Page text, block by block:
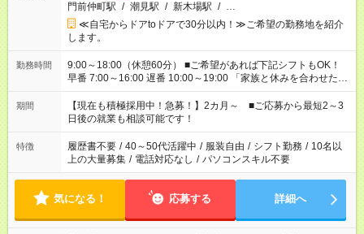
門前仲町駅 / 潮見駅 / 新木場駅 / …
≪自宅からドアtoドアで30分以内！≫ご希望の勤務地を紹介
します。
勤務時間
9:00～18:00（休憩60分） ■ご希望があれば下記シフトもOK！
早番 7:00～16:00 遅番 10:00～19:00 「家族と休みを合わせた
い」 「余裕を持って夕飯の準備がしたい」 「できれば残業はし
たくない」 など、ご希望を教えてくださいね。 ※Wワーク希望
の方へ 今ご覧のお仕事で希望する勤務時間と、もう1つのお仕事
の勤務時間。 合計で週40時間を超える場合は応募できません。
期間
【現在も積極採用中！急募！】2カ月～ ■ご応募から最短2～3
日後の就業も相談可能です！
特徴 履歴書不要 / 40～50代活躍中 / 服装自由 / シフト勤務 / 10名以
上の大量募集 / 電話対応なし / パソコンスキル不要
気になる！ 応募する 詳細へ